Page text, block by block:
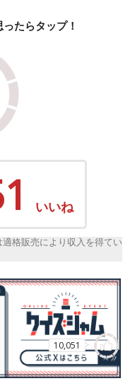
たらタップ！
いいね
10,051
格販売により収入を得てい